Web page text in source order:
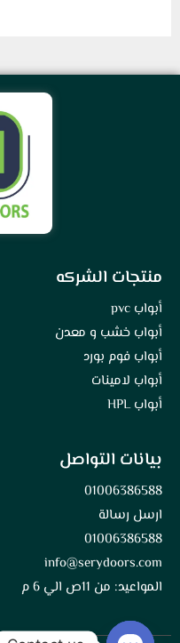
منتجات الشركه
أبواب pvc
أبواب خشب و معدن
أبواب فوم بورد
أبواب لامينات
أبواب HPL
بيانات التواصل
01006386588
ارسل رسالة
01006386588
info@serydoors.com
المواعيد: من 11ص الي 6 م